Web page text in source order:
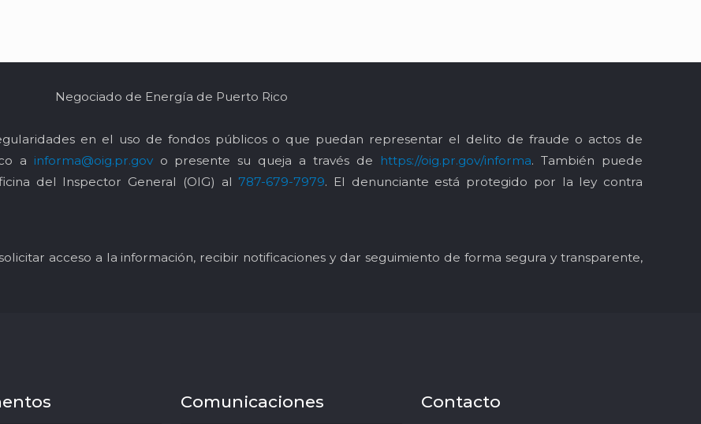
Negociado de Energía de Puerto Rico
en el uso de fondos públicos o que puedan representar el delito de fraude o actos de
a informa@oig.pr.govo presente su queja a través de https://oig.pr.gov/informa. También puede
del Inspector General (OIG) al 787-679-7979. El denunciante está protegido por la ley contra
acceso a la información, recibir notificaciones y dar seguimiento de forma segura y transparente,
Comunicaciones Contacto